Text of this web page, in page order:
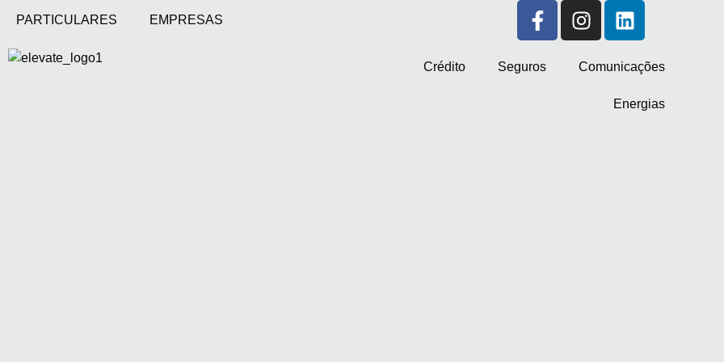
PARTICULARES EMPRESAS
Crédito Seguros Comunicações
Energias